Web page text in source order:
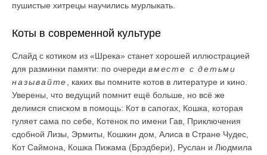
пушистые хитрецы научились мурлыкать.
Коты в современной культуре
Слайд с котиком из «Шрека» станет хорошей иллюстрацией
для разминки памяти: по очереди вместе с детьми
называйте
, каких вы помните котов в литературе и кино.
Уверены, что ведущий помнит ещё больше, но всё же
делимся списком в помощь: Кот в сапогах, Кошка, которая
гуляет сама по себе, Котенок по имени Гав, Приключения
сдобной Лизы, Эрмиты, Кошкин дом, Алиса в Стране Чудес,
Кот Саймона, Кошка Пижама (Брэдбери), Руслан и Людмила